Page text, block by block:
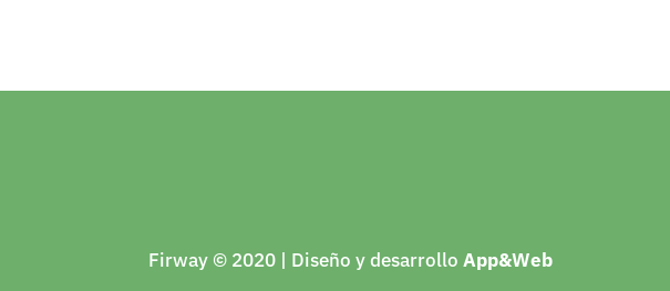
Firway © 2020 | Diseño y desarrolloApp&Web